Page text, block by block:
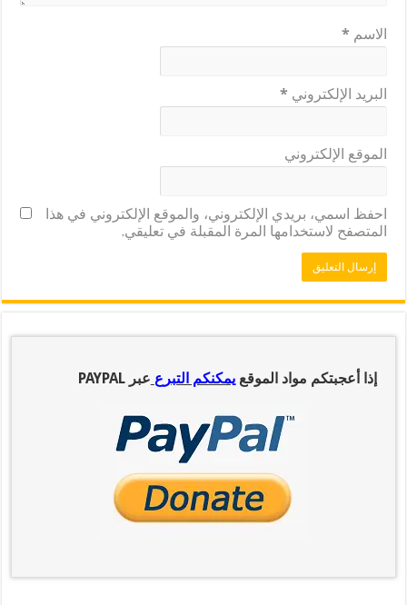
الاسم *
البريد الإلكتروني *
الموقع الإلكتروني
احفظ اسمي، بريدي الإلكتروني، والموقع الإلكتروني في هذا
المتصفح لاستخدامها المرة المقبلة في تعليقي.
إذا أعجبتكم مواد الموقع يمكنكم التبرع عبر PAYPAL